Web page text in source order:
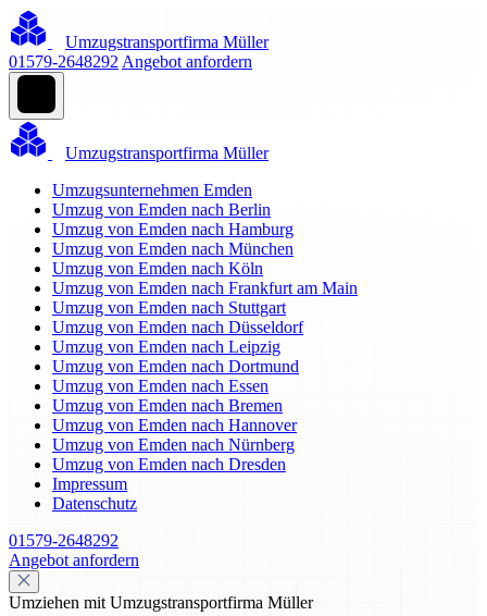
Umzugstransportfirma Müller
01579-2648292 Angebot anfordern
Umzugstransportfirma Müller
Umzugsunternehmen Emden
Umzug von Emden nach Berlin
Umzug von Emden nach Hamburg
Umzug von Emden nach München
Umzug von Emden nach Köln
Umzug von Emden nach Frankfurt am Main
Umzug von Emden nach Stuttgart
Umzug von Emden nach Düsseldorf
Umzug von Emden nach Leipzig
Umzug von Emden nach Dortmund
Umzug von Emden nach Essen
Umzug von Emden nach Bremen
Umzug von Emden nach Hannover
Umzug von Emden nach Nürnberg
Umzug von Emden nach Dresden
Impressum
Datenschutz
01579-2648292
Angebot anfordern
Umziehen mit Umzugstransportfirma Müller